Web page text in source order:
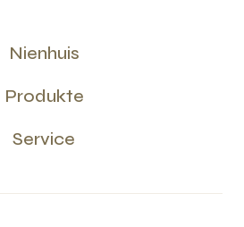
Nienhuis
Produkte
Service